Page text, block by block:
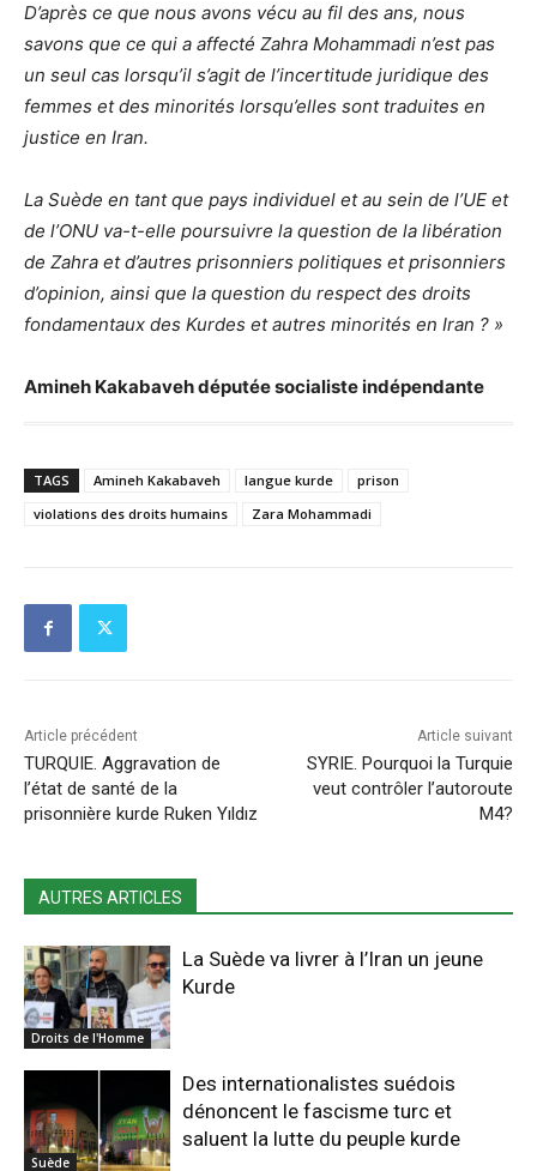
D’après ce que nous avons vécu au fil des ans, nous
savons que ce qui a affecté Zahra Mohammadi n’est pas
un seul cas lorsqu’il s’agit de l’incertitude juridique des
femmes et des minorités lorsqu’elles sont traduites en
justice en Iran.
La Suède en tant que pays individuel et au sein de l’UE et
de l’ONU va-t-elle poursuivre la question de la libération
de Zahra et d’autres prisonniers politiques et prisonniers
d’opinion, ainsi que la question du respect des droits
fondamentaux des Kurdes et autres minorités en Iran ? »
Amineh Kakabaveh députée socialiste indépendante
TAGS Amineh Kakabaveh langue kurde
prison
violations des droits humains
Zara Mohammadi
Article précédent
TURQUIE. Aggravation de
l’état de santé de la
prisonnière kurde Ruken Yıldız
Article suivant
SYRIE. Pourquoi la Turquie
veut contrôler l’autoroute
M4?
AUTRES ARTICLES
Droits de l'Homme
La Suède va livrer à l’Iran un jeune
Kurde
Suède
Des internationalistes suédois
dénoncent le fascisme turc et
saluent la lutte du peuple kurde